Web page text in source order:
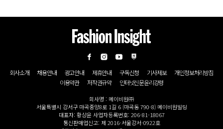
회사소개 채용안내 광고안내 제휴안내 구독신청 기사제보
개인정보처리방침
이용약관
저작권규약 인터넷신문윤리강령
회사명 : 메이비원㈜
서울특별시 강서구 마곡중앙8로 1길 6 (마곡동 790-8) 메이비원빌딩
대표자: 황상윤 사업자등록번호: 206-81-18067
통신판매업신고: 제 2016-서울강서-0922호